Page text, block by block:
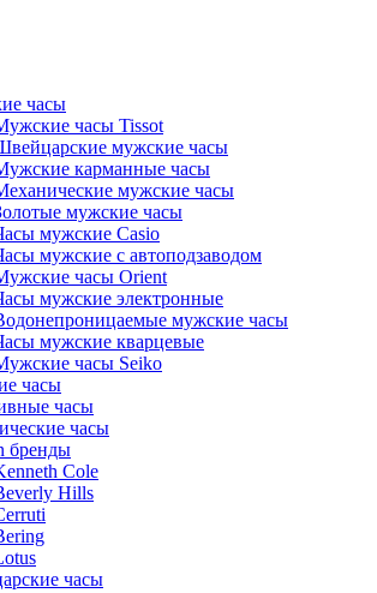
часы
часы Tissot
мужские часы
карманные часы
мужские часы
мужские часы
мужские Casio
мужские с автоподзаводом
часы Orient
мужские электронные
мужские часы
мужские кварцевые
часы Seiko
часы
часы
часы
бренды
Cole
Hills
часы